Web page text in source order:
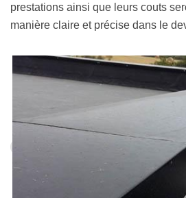
prestations ainsi que leurs couts
manière claire et précise dans le